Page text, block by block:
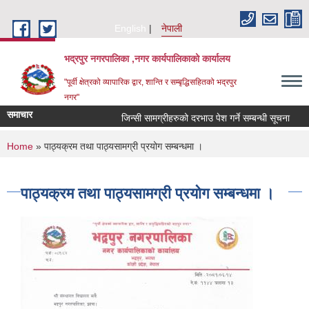
English
नेपाली
भद्रपुर नगरपालिका ,नगर कार्यपालिकाको कार्यालय
"पूर्वी क्षेत्रको व्यापारिक द्वार, शान्ति र सम्बृद्धिसहितको भद्रपुर
नगर"
समाचार जिन्सी सामग्रीहरुको दरभाउ पेश गर्ने सम्बन्धी सूचना
You are here
Home » पाठ्यक्रम तथा पाठ्यसामग्री प्रयोग सम्बन्धमा ।
पाठ्यक्रम तथा पाठ्यसामग्री प्रयोग सम्बन्धमा ।